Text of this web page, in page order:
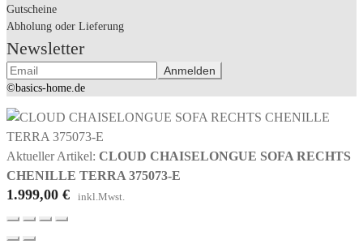
Gutscheine
Abholung oder Lieferung
Newsletter
©basics-home.de
Aktueller Artikel: CLOUD CHAISELONGUE SOFA RECHTS
CHENILLE TERRA 375073-E
1.999,00 € inkl.Mwst.